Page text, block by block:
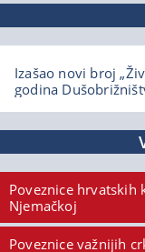
Izašao novi broj
godina
Poveznice hrvatskih
Njemačkoj
Poveznice važnijih